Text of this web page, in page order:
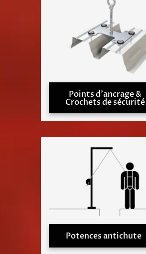
Points d'ancrage &
Crochets de sécurité
Potences antichute